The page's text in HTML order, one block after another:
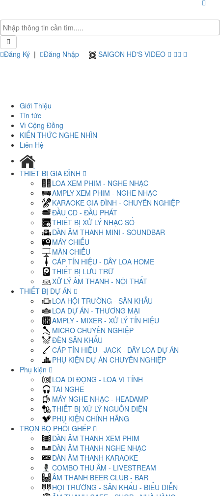
Đăng Ký | Đăng Nhập SAIGON HD'S VIDEO
Giới Thiệu
Tin tức
Vì Cộng Đồng
KIẾN THỨC NGHE NHÌN
Liên Hệ
THIẾT BỊ GIA ĐÌNH
LOA XEM PHIM - NGHE NHẠC
AMPLY XEM PHIM - NGHE NHẠC
KARAOKE GIA ĐÌNH - CHUYÊN NGHIỆP
ĐẦU CD - ĐẦU PHÁT
THIẾT BỊ XỬ LÝ NHẠC SỐ
DÀN ÂM THANH MINI - SOUNDBAR
MÁY CHIẾU
MÀN CHIẾU
CÁP TÍN HIỆU - DÂY LOA HOME
THIẾT BỊ LƯU TRỮ
XỬ LÝ ÂM THANH - NỘI THẤT
THIẾT BỊ DỰ ÁN
LOA HỘI TRƯỜNG - SÂN KHẤU
LOA DỰ ÁN - THƯƠNG MẠI
AMPLY - MIXER - XỬ LÝ TÍN HIỆU
MICRO CHUYÊN NGHIỆP
ĐÈN SÂN KHẤU
CÁP TÍN HIỆU - JACK - DÂY LOA DỰ ÁN
PHỤ KIỆN DỰ ÁN CHUYÊN NGHIỆP
Phụ kiện
LOA DI ĐỘNG - LOA VI TÍNH
TAI NGHE
MÁY NGHE NHẠC - HEADAMP
THIẾT BỊ XỬ LÝ NGUỒN ĐIỆN
PHỤ KIỆN CHÍNH HÃNG
TRỌN BỘ PHỐI GHÉP
DÀN ÂM THANH XEM PHIM
DÀN ÂM THANH NGHE NHẠC
DÀN ÂM THANH KARAOKE
COMBO THU ÂM - LIVESTREAM
ÂM THANH BEER CLUB - BAR
HỘI TRƯỜNG - SÂN KHẤU - BIỂU DIỄN